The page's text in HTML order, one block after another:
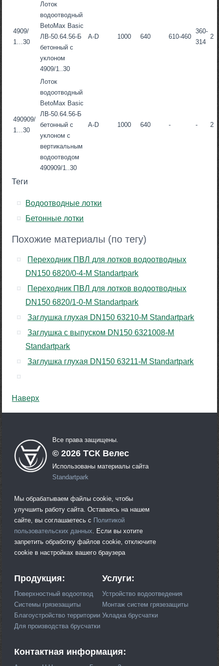
4909/
1…30
Лоток
водоотводный
BetoMax Basic
ЛВ-50.64.56-Б
бетонный с
уклоном
4909/1..30
A-D 1000 640 610-460
360-
314
2
490909/
1…30
Лоток
водоотводный
BetoMax Basic
ЛВ-50.64.56-Б
бетонный с
уклоном с
вертикальным
водоотводом
490909/1..30
A-D 1000 640 - - 2
Теги
Водоотводные лотки
Бетонные лотки
Похожие материалы (по тегу)
Переходник ПВЛ для лотков водоотводных
DN150 6820/0-4-М Standartpark
Переходник ПВЛ для лотков водоотводных
DN150 6820/1-0-М Standartpark
Заглушка глухая DN150 63210-М Standartpark
Заглушка с выпуском DN150 6321008-М
Standartpark
Заглушка глухая DN150 63211-М Standartpark
Наверх
Все права защищены.
©2026 ТСК Велес
Использованы материалы сайта
Standartpark
Мы обрабатываем файлы cookie, чтобы
улучшить работу сайта. Оставаясь на нашем
сайте, вы соглашаетесь с Политикой
пользовательских данных . Если вы хотите
запретить обработку файлов cookie, отключите
cookie в настройках вашего браузера
Продукция:
Поверхностный водоотвод
Системы грязезащиты
Благоустройство территории
Для производства брусчатки
Услуги:
Устройство водоотведения
Монтаж систем грязезащиты
Укладка брусчатки
Контактная информация: